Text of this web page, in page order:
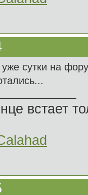
сутки на
встает